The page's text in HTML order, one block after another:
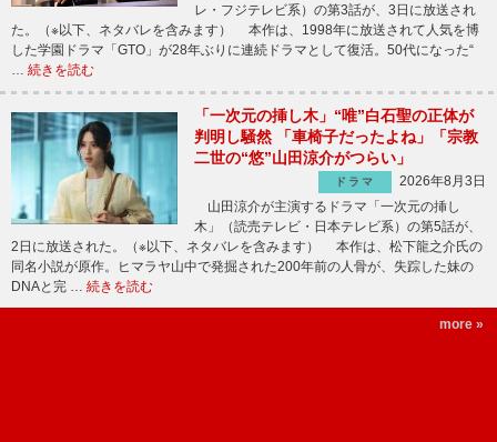
レ・フジテレビ系）の第3話が、3日に放送され
た。（※以下、ネタバレを含みます） 本作は、1998年に放送されて人気を博
した学園ドラマ「GTO」が28年ぶりに連続ドラマとして復活。50代になった“
… 続きを読む
「一次元の挿し木」“唯”白石聖の正体が
判明し騒然 「車椅子だったよね」「宗教
二世の“悠”山田涼介がつらい」
ドラマ
2026年8月3日
山田涼介が主演するドラマ「一次元の挿し
木」（読売テレビ・日本テレビ系）の第5話が、
2日に放送された。（※以下、ネタバレを含みます） 本作は、松下龍之介氏の
同名小説が原作。ヒマラヤ山中で発掘された200年前の人骨が、失踪した妹の
DNAと完 … 続きを読む
more »